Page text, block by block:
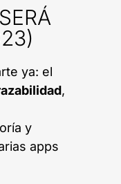
ya: el
,
y
apps